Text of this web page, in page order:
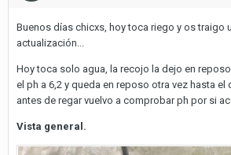
Buenos días chicxs, hoy toca riego y os traigo
actualización...
Hoy toca solo agua, la recojo la dejo en
el ph a 6,2 y queda en reposo otra vez hasta el
antes de regar vuelvo a comprobar ph por si
Vista general.